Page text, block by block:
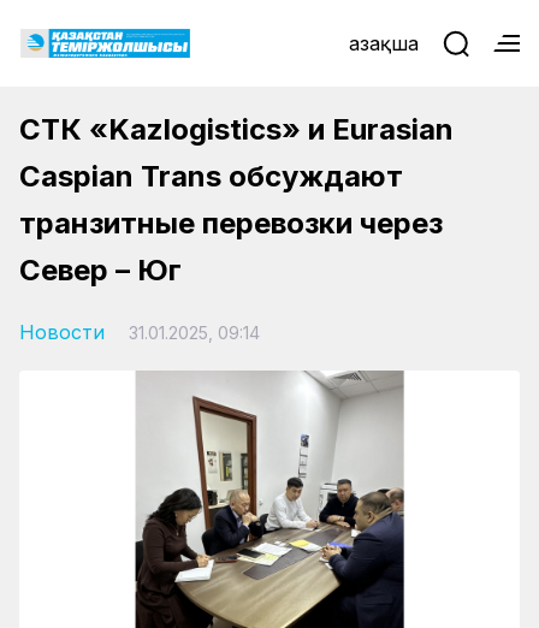
Қазақша
СТК «Kazlogistics» и Eurasian
Caspian Trans обсуждают
транзитные перевозки через
Север – Юг
Новости 31.01.2025, 09:14